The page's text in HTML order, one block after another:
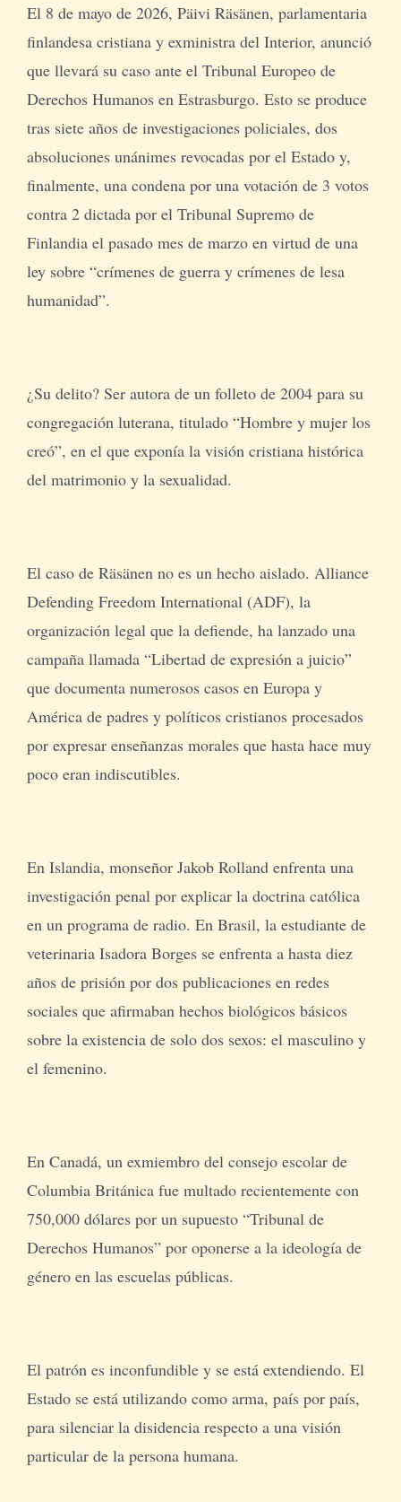
El 8 de mayo de 2026, Päivi Räsänen, parlamentaria
finlandesa cristiana y exministra del Interior, anunció
que llevará su caso ante el Tribunal Europeo de
Derechos Humanos en Estrasburgo. Esto se produce
tras siete años de investigaciones policiales, dos
absoluciones unánimes revocadas por el Estado y,
finalmente, una condena por una votación de 3 votos
contra 2 dictada por el Tribunal Supremo de
Finlandia el pasado mes de marzo en virtud de una
ley sobre “crímenes de guerra y crímenes de lesa
humanidad”.
¿Su delito? Ser autora de un folleto de 2004 para su
congregación luterana, titulado “Hombre y mujer los
creó”, en el que exponía la visión cristiana histórica
del matrimonio y la sexualidad.
El caso de Räsänen no es un hecho aislado. Alliance
Defending Freedom International (ADF), la
organización legal que la defiende, ha lanzado una
campaña llamada “Libertad de expresión a juicio”
que documenta numerosos casos en Europa y
América de padres y políticos cristianos procesados ​​
por expresar enseñanzas morales que hasta hace muy
poco eran indiscutibles.
En Islandia, monseñor Jakob Rolland enfrenta una
investigación penal por explicar la doctrina católica
en un programa de radio. En Brasil, la estudiante de
veterinaria Isadora Borges se enfrenta a hasta diez
años de prisión por dos publicaciones en redes
sociales que afirmaban hechos biológicos básicos
sobre la existencia de solo dos sexos: el masculino y
el femenino.
En Canadá, un exmiembro del consejo escolar de
Columbia Británica fue multado recientemente con
750,000 dólares por un supuesto “Tribunal de
Derechos Humanos” por oponerse a la ideología de
género en las escuelas públicas.
El patrón es inconfundible y se está extendiendo. El
Estado se está utilizando como arma, país por país,
para silenciar la disidencia respecto a una visión
particular de la persona humana.